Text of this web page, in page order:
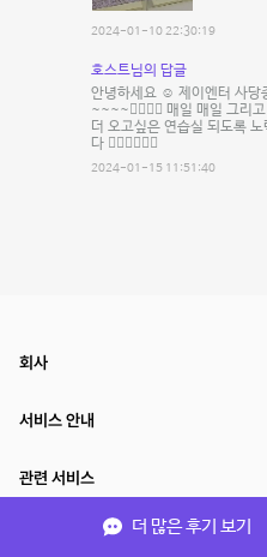
2024-01-10 22:30:19
호스트님의 답글
안녕하세요 ☺️ 제이엔터 사당
~~~~✌🏻✌🏻 매일 매일 그리
더 오고싶은 연습실 되도록
다 🙇🏻‍♀️🙇🏻‍♀️
2024-01-15 11:51:40
더 많은 후기 보기
회사
서비스 안내
관련 서비스